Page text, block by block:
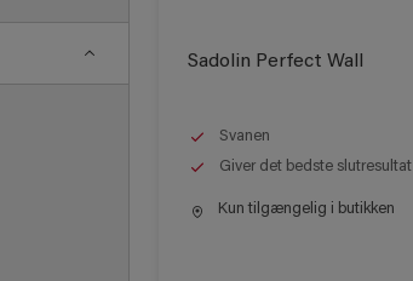
Sadolin Perfect Wall
Svanen
Giver det bedste slutresultat
Kun tilgængelig i butikken